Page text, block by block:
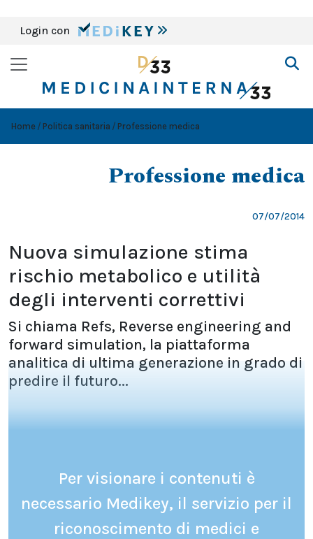
Login con
Home Politica sanitaria Professione medica
Professione medica
07/07/2014
Nuova simulazione stima
rischio metabolico e utilità
degli interventi correttivi
Si chiama Refs, Reverse engineering and
forward simulation, la piattaforma
analitica di ultima generazione in grado di
predire il futuro...
Per visionare i contenuti è
necessario Medikey, il servizio per il
riconoscimento di medici e